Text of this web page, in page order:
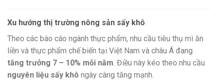
Xu hướng thị trường nông sản sấy khô
Theo các báo cáo ngành thực phẩm, nhu cầu tiêu thụ mì ăn
liền và thực phẩm chế biến tại Việt Nam và châu Á đang
tăng trưởng 7 – 10% mỗi năm . Điều này kéo theo nhu cầu
nguyên liệu sấy khô ngày càng tăng mạnh.